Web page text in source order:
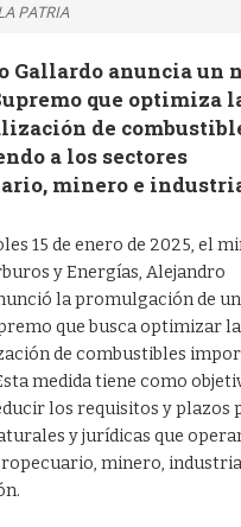
PATRIA
Gallardo anuncia un
que optimiza
de
a los sectores
minero e
15 de enero de 2025, el
y Energías, Alejandro
la promulgación de
que busca optimizar la
de combustibles
medida tiene como
los requisitos y plazos
y jurídicas que
minero,